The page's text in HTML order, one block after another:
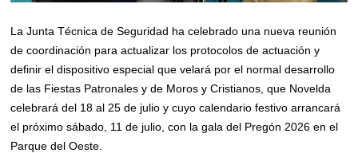
La Junta Técnica de Seguridad ha celebrado una nueva reunión
de coordinación para actualizar los protocolos de actuación y
definir el dispositivo especial que velará por el normal desarrollo
de las Fiestas Patronales y de Moros y Cristianos, que Novelda
celebrará del 18 al 25 de julio y cuyo calendario festivo arrancará
el próximo sábado, 11 de julio, con la gala del Pregón 2026 en el
Parque del Oeste.